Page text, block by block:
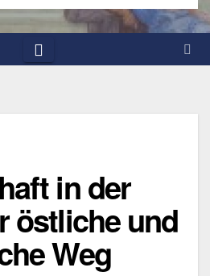
in der
östliche und
Weg